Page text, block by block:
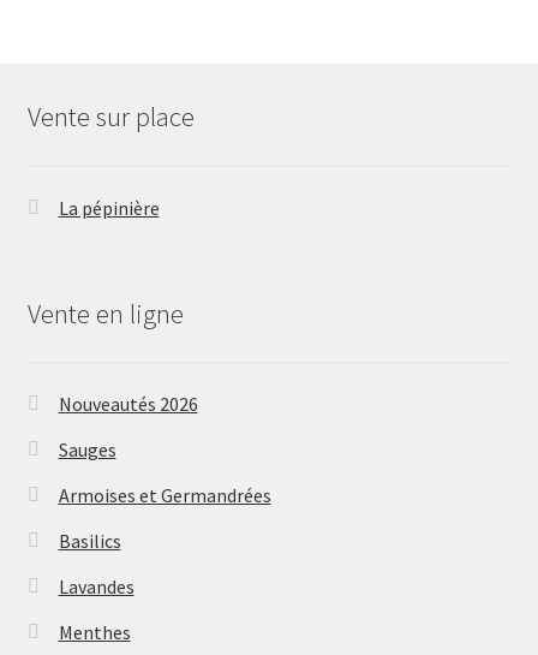
Vente sur place
La pépinière
Vente en ligne
Nouveautés 2026
Sauges
Armoises et Germandrées
Basilics
Lavandes
Menthes